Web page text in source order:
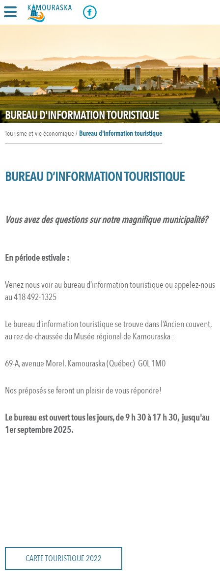
BUREAU D'INFORMATION TOURISTIQUE
Tourisme et vie économique / Bureau d'information touristique
BUREAU D’INFORMATION TOURISTIQUE
Vous avez des questions sur notre magnifique municipalité?
En période estivale :
Venez nous voir au bureau d’information touristique ou appelez-nous
au 418 492-1325
Le bureau d’information touristique se trouve dans l’Ancien couvent,
au rez-de-chaussée du Musée régional de Kamouraska :
69-A, avenue Morel, Kamouraska (Québec) G0L 1M0
Nos préposés se feront un plaisir de vous répondre!
Le bureau est ouvert tous les jours, de 9 h 30à 17 h 30, jusqu'au
1er septembre 2025.
CARTE TOURISTIQUE 2022